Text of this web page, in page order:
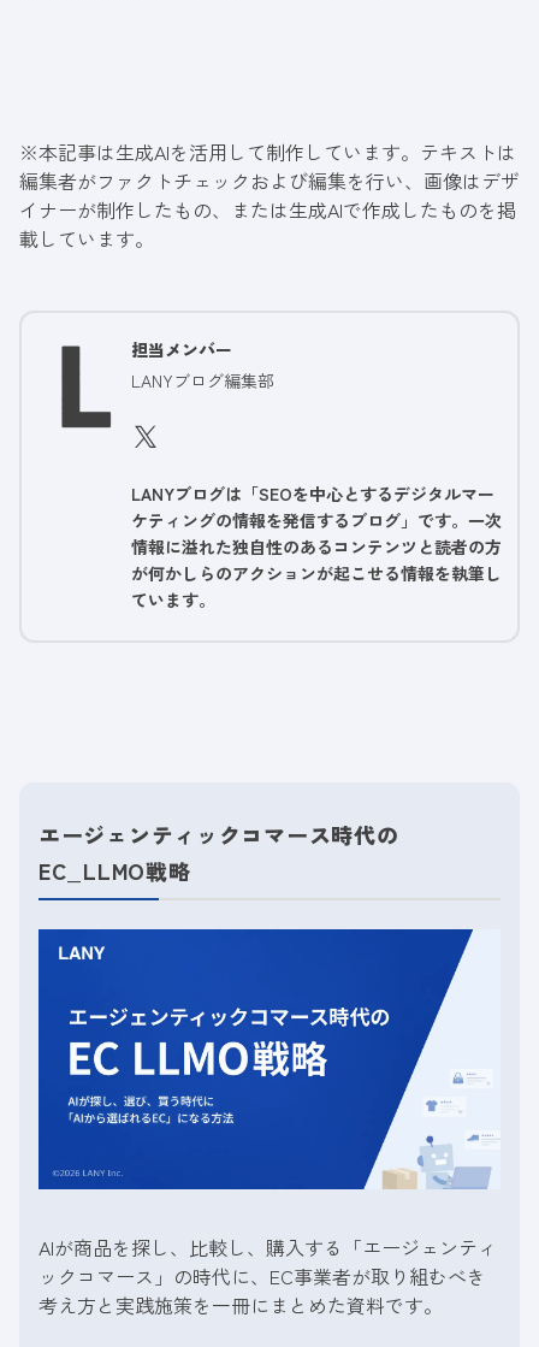
※本記事は生成AIを活用して制作しています。テキストは
編集者がファクトチェックおよび編集を行い、画像はデザ
イナーが制作したもの、または生成AIで作成したものを掲
載しています。
担当メンバー
LANYブログ編集部
LANYブログは「SEOを中心とするデジタルマー
ケティングの情報を発信するブログ」です。一次
情報に溢れた独自性のあるコンテンツと読者の方
が何かしらのアクションが起こせる情報を執筆し
ています。
エージェンティックコマース時代の
EC_LLMO戦略
AIが商品を探し、比較し、購入する「エージェンティ
ックコマース」の時代に、EC事業者が取り組むべき
考え方と実践施策を一冊にまとめた資料です。